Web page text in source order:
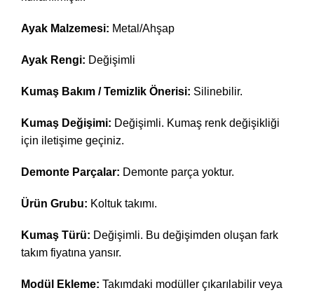
Ayak Malzemesi: Metal/Ahşap
Ayak Rengi: Değişimli
Kumaş Bakım / Temizlik Önerisi: Silinebilir.
Kumaş Değişimi: Değişimli. Kumaş renk değişikliği
için iletişime geçiniz.
Demonte Parçalar: Demonte parça yoktur.
Ürün Grubu: Koltuk takımı.
Kumaş Türü: Değişimli. Bu değişimden oluşan fark
takım fiyatına yansır.
Modül Ekleme: Takımdaki modüller çıkarılabilir veya